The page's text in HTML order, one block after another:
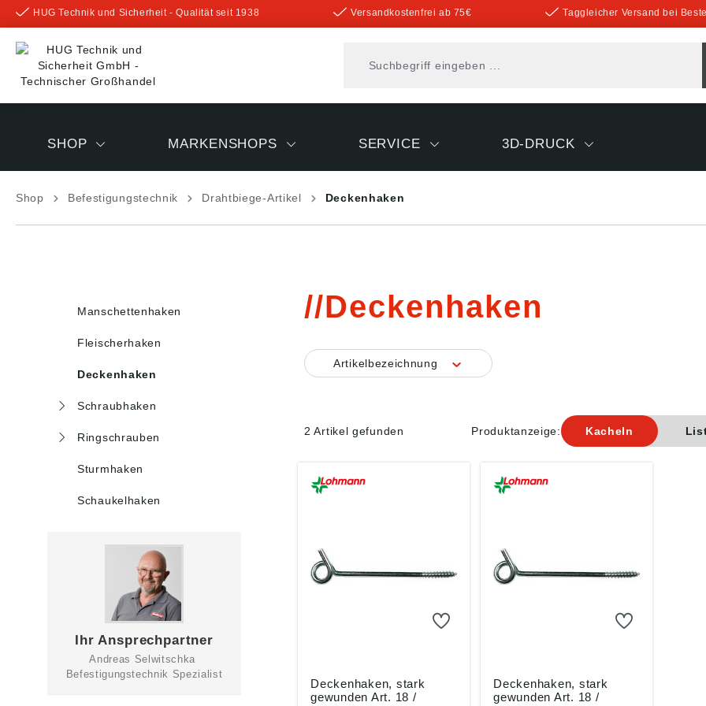
springen
HUG Technik und Sicherheit - Qualität seit 1938 Versandkostenfrei ab 75€ Taggleicher Versand bei
SHOP MARKENSHOPS SERVICE 3D-DRUCK
Shop Befestigungstechnik Drahtbiege-Artikel Deckenhaken
Manschettenhaken
Fleischerhaken
Deckenhaken
Schraubhaken
Ringschrauben
Sturmhaken
Schaukelhaken
Ihr Ansprechpartner
Andreas Selwitschka
Befestigungstechnik Spezialist
Deckenhaken
Artikelbezeichnung
2 Artikel gefunden Produktanzeige: Kacheln
Deckenhaken, stark
gewunden Art. 18 /
Deckenhaken, stark
gewunden Art. 18 /